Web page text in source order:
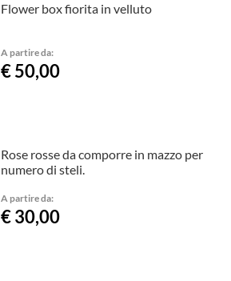
Flower box fiorita in velluto
A partire da:
€ 50,00
Rose rosse da comporre in mazzo per
numero di steli.
A partire da:
€ 30,00